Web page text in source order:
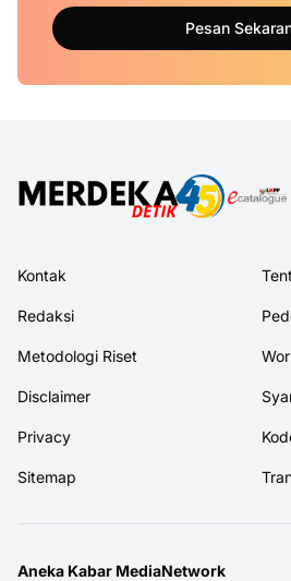
Pesan
Kontak
Redaksi
Metodologi Riset
Disclaimer
Privacy
Sitemap
Aneka Kabar MediaNetwork